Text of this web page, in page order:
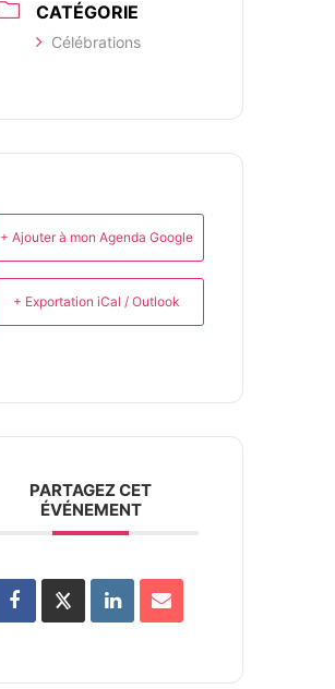
CATÉGORIE
Célébrations
+ Ajouter à mon Agenda Google
+ Exportation iCal / Outlook
PARTAGEZ CET
ÉVÉNEMENT